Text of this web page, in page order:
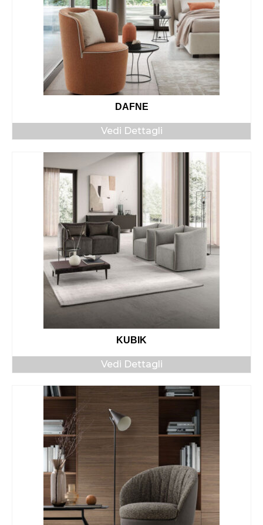
DAFNE
Vedi Dettagli
KUBIK
Vedi Dettagli